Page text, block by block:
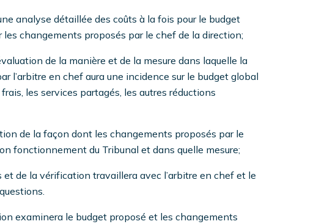
analyse détaillée des coûts à la fois pour le budget
les changements proposés par le chef de la direction;
de la manière et de la mesure dans laquelle la
l’arbitre en chef aura une incidence sur le budget global
les services partagés, les autres réductions
de la façon dont les changements proposés par le
fonctionnement du Tribunal et dans quelle mesure;
de la vérification travaillera avec l’arbitre en chef et le
examinera le budget proposé et les changements